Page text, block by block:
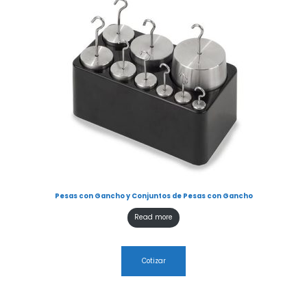
Pesas con Gancho y Conjuntos de Pesas con Gancho
Read more
Cotizar